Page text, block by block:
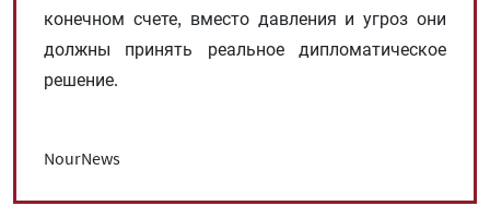
конечном счете, вместо давления и угроз они
должны принять реальное дипломатическое
решение.
NourNews